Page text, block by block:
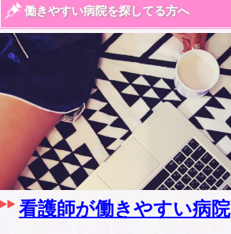
働きやすい病院を探してる方へ
看護師が働きやすい病院